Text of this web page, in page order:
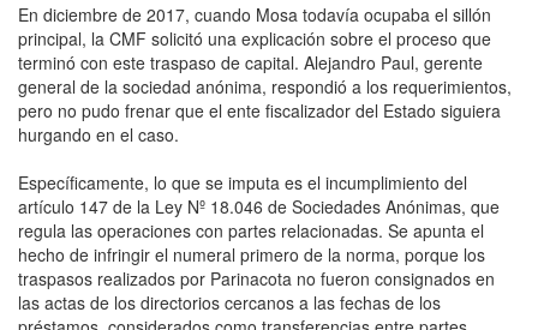
En diciembre de 2017, cuando Mosa todavía ocupaba el sillón
principal, la CMF solicitó una explicación sobre el proceso que
terminó con este traspaso de capital. Alejandro Paul, gerente
general de la sociedad anónima, respondió a los requerimientos,
pero no pudo frenar que el ente fiscalizador del Estado siguiera
hurgando en el caso.
Específicamente, lo que se imputa es el incumplimiento del
artículo 147 de la Ley Nº 18.046 de Sociedades Anónimas, que
regula las operaciones con partes relacionadas. Se apunta el
hecho de infringir el numeral primero de la norma, porque los
traspasos realizados por Parinacota no fueron consignados en
las actas de los directorios cercanos a las fechas de los